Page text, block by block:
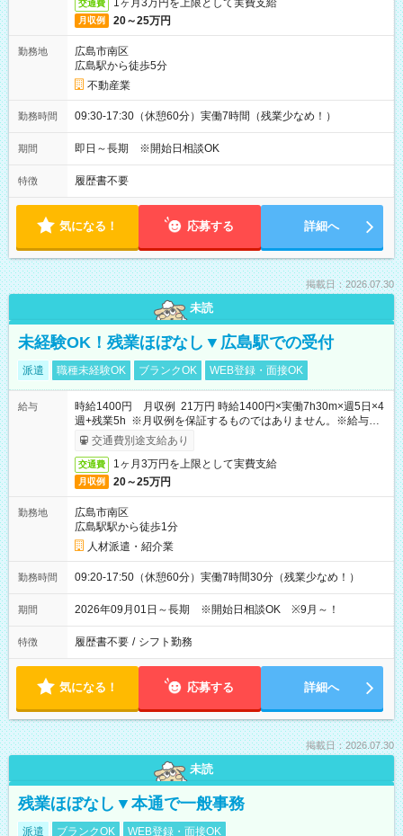
交通費 1ヶ月3万円を上限として実費支給
月収例 20～25万円
勤務地
広島市南区
広島駅から徒歩5分
不動産業
勤務時間 09:30-17:30（休憩60分）実働7時間（残業少なめ！）
期間 即日～長期 ※開始日相談OK
特徴 履歴書不要
気になる！ 応募する 詳細へ
掲載日：2026.07.30
未読
未経験OK！残業ほぼなし▼広島駅での受付
派遣 職種未経験OK ブランクOK WEB登録・面接OK
給与
時給1400円 月収例 21万円 時給1400円×実働7h30m×週5日×4
週+残業5h ※月収例を保証するものではありません。※給与即
受取りサービス利用可（利用条件有）
交通費別途支給あり
交通費 1ヶ月3万円を上限として実費支給
月収例 20～25万円
勤務地
広島市南区
広島駅駅から徒歩1分
人材派遣・紹介業
勤務時間 09:20-17:50（休憩60分）実働7時間30分（残業少なめ！）
期間 2026年09月01日～長期 ※開始日相談OK ※9月～！
特徴 履歴書不要 / シフト勤務
気になる！ 応募する 詳細へ
掲載日：2026.07.30
未読
残業ほぼなし▼本通で一般事務
派遣 ブランクOK WEB登録・面接OK